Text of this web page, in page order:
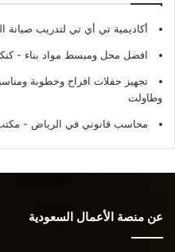
أكاديمية تي أي تي لتدريب صيانة
افضل محل ومبسط مواد بناء -
تجهيز حفلات افراح وخطوبة
وطاولت
محاسب قانوني في الرياض -
عن منصة الأعمال السعودية